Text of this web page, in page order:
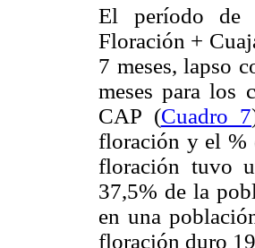
El período de
Floración +
7 meses, lapso
meses para los
CAP (Cuadro 7
floración y el %
floración tuvo
37,5% de la
en una
floración duro